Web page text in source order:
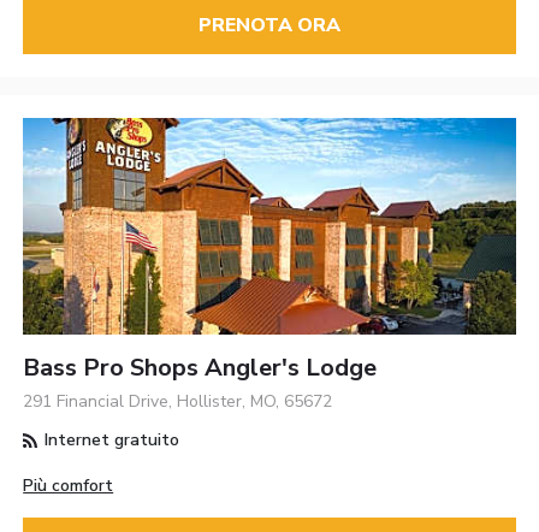
PRENOTA ORA
Bass Pro Shops Angler's Lodge
291 Financial Drive, Hollister, MO, 65672
Internet gratuito
Più comfort